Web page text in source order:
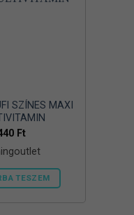
SZÍNES MAXI
Ft
TESZEM